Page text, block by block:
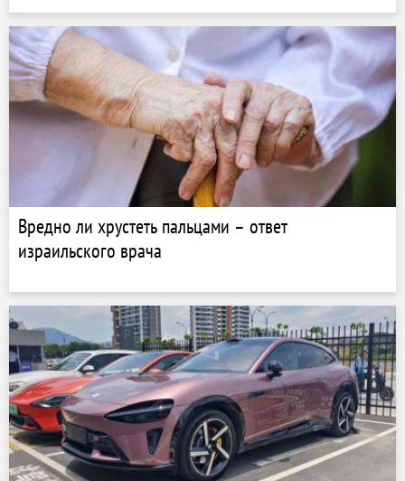
Вредно ли хрустеть пальцами – ответ
израильского врача